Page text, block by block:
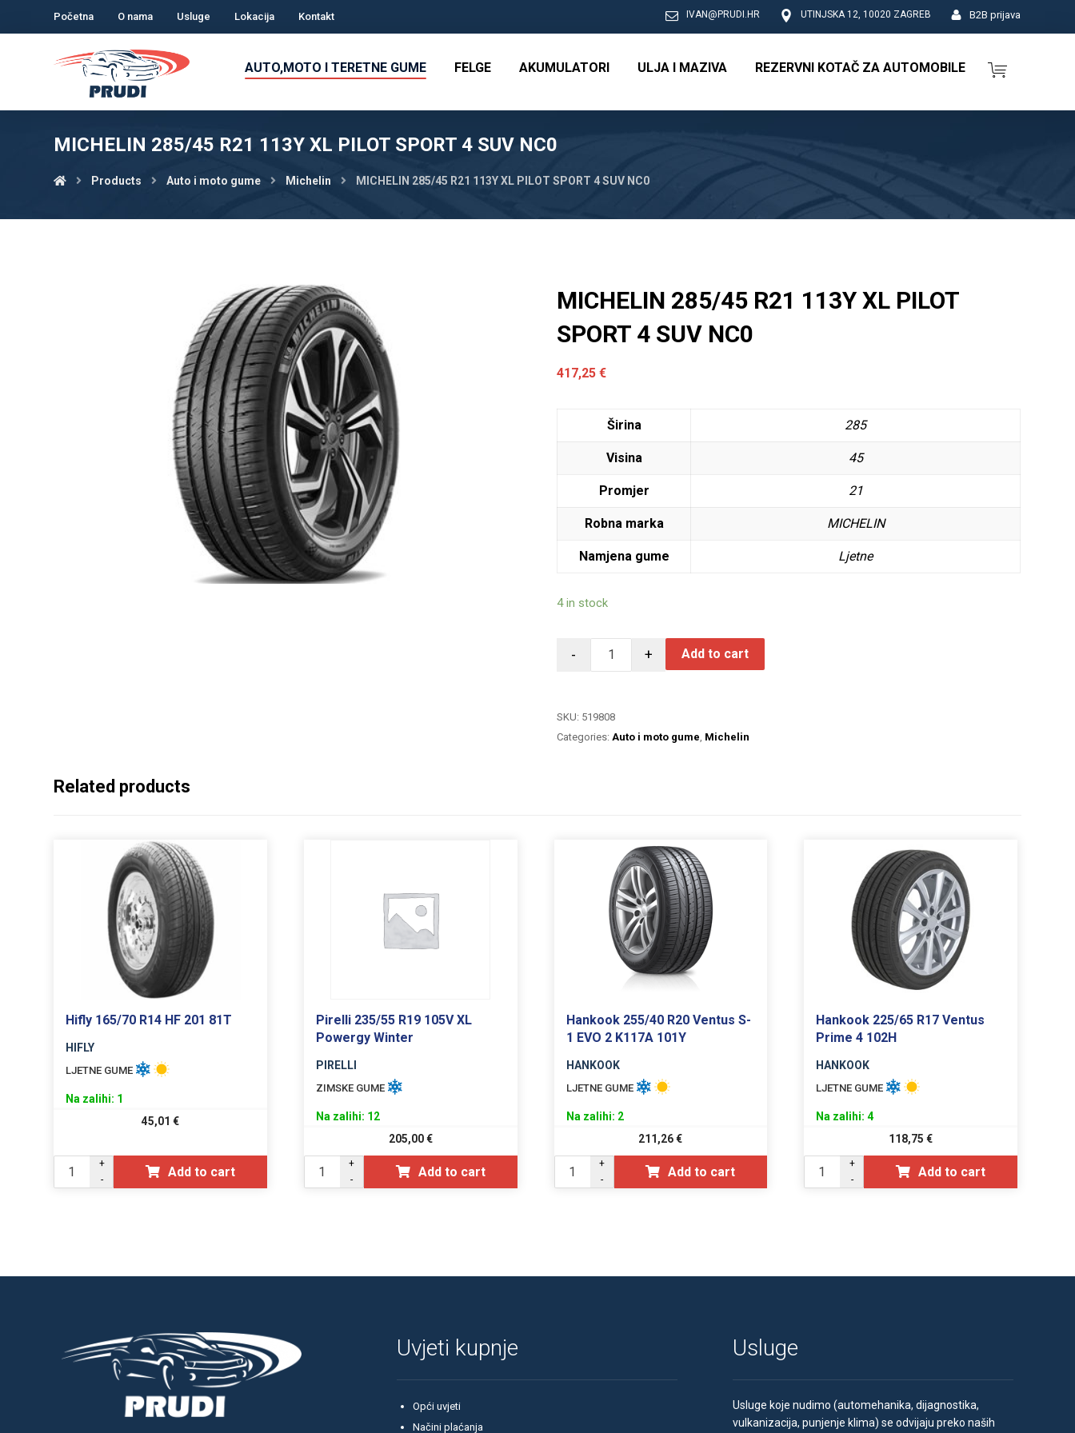
Početna O nama Usluge Lokacija Kontakt B2B prijava
UTINJSKA 12, 10020 ZAGREB
IVAN@PRUDI.HR
AUTO,MOTO I TERETNE GUME FELGE AKUMULATORI ULJA I MAZIVA REZERVNI KOTAČ ZA AUTOMOBILE
MICHELIN 285/45 R21 113Y XL PILOT SPORT 4 SUV NC0
Products Auto i moto gume Michelin MICHELIN 285/45 R21 113Y XL PILOT SPORT 4 SUV NC0
MICHELIN 285/45 R21 113Y XL PILOT
SPORT 4 SUV NC0
417,25€
Širina 285
Visina 45
Promjer 21
Robna marka MICHELIN
Namjena gume Ljetne
4 in stock
- + Add to cart
SKU: 519808
Categories: Auto i moto gume Michelin
Related products
Hifly 165/70 R14 HF 201 81T
HIFLY
LJETNE GUME
Na zalihi: 1
45,01€
+
-
Add to cart
Pirelli 235/55 R19 105V XL
Powergy Winter
PIRELLI
ZIMSKE GUME
Na zalihi: 12
205,00€
+
-
Add to cart
Hankook 255/40 R20 Ventus S-
1 EVO 2 K117A 101Y
HANKOOK
LJETNE GUME
Na zalihi: 2
211,26€
+
-
Add to cart
Hankook 225/65 R17 Ventus
Prime 4 102H
HANKOOK
LJETNE GUME
Na zalihi: 4
118,75€
+
-
Add to cart
Uvjeti kupnje
Opći uvjeti
Načini plaćanja
Usluge
Usluge koje nudimo (automehanika, dijagnostika,
vulkanizacija, punjenje klima) se odvijaju preko naših